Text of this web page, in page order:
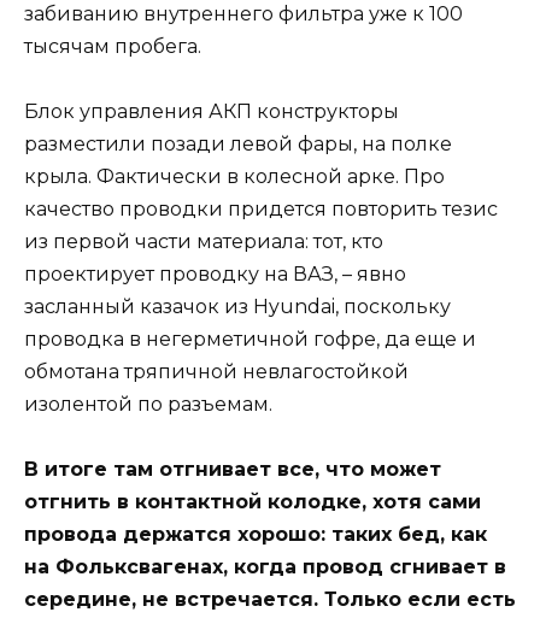
забиванию внутреннего фильтра уже к 100
тысячам пробега.
Блок управления АКП конструкторы
разместили позади левой фары, на полке
крыла. Фактически в колесной арке. Про
качество проводки придется повторить тезис
из первой части материала: тот, кто
проектирует проводку на ВАЗ, – явно
засланный казачок из Hyundai, поскольку
проводка в негерметичной гофре, да еще и
обмотана тряпичной невлагостойкой
изолентой по разъемам.
В итоге там отгнивает все, что может
отгнить в контактной колодке, хотя сами
провода держатся хорошо: таких бед, как
на Фольксвагенах, когда провод сгнивает в
середине, не встречается. Только если есть